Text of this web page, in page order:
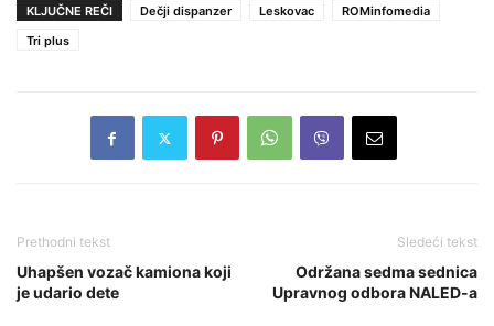
KLJUČNE REČI Dečji dispanzer Leskovac
ROMinfomedia
Tri plus
Prethodni tekst
Uhapšen vozač kamiona koji
je udario dete
Sledeći tekst
Održana sedma sednica
Upravnog odbora NALED-a